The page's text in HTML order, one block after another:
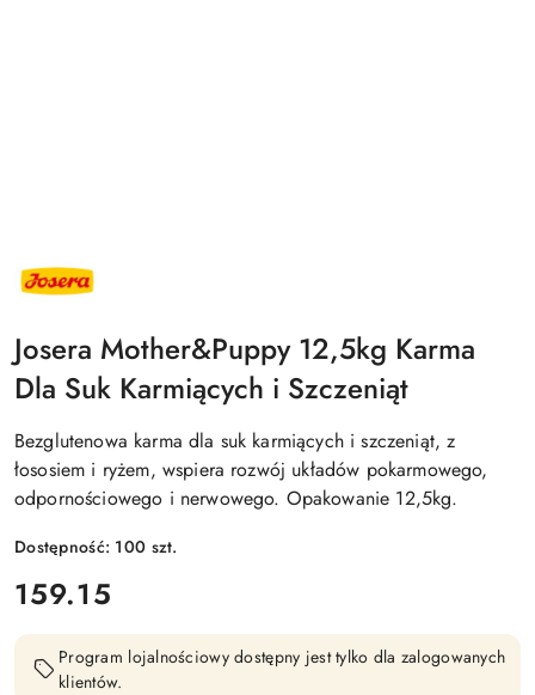
NAZWA
PRODUCENTA:
JOSERA
Josera Mother&Puppy 12,5kg Karma
Dla Suk Karmiących i Szczeniąt
Bezglutenowa karma dla suk karmiących i szczeniąt, z
łososiem i ryżem, wspiera rozwój układów pokarmowego,
odpornościowego i nerwowego. Opakowanie 12,5kg.
Dostępność: 100 szt.
cena:
159.15
Program lojalnościowy dostępny jest tylko dla zalogowanych
klientów.